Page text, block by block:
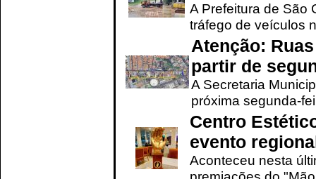
A Prefeitura de São
tráfego de veículos
Atenção:
partir de
A Secretaria
próxima segunda-
Centro
evento
Aconteceu nesta